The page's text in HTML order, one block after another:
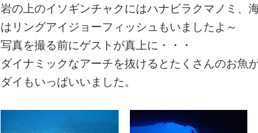
岩の上のイソギンチャクにはハナビラクマノミ、
はリングアイジョーフィッシュもいましたよ～
写真を撮る前にゲストが真上に・・・
ダイナミックなアーチを抜けるとたくさんのお魚
ダイもいっぱいいました。